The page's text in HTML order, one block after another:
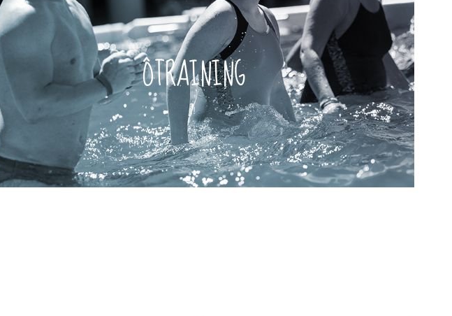
ÔTRAINING
!
ÔTRAINING
Gagnez en énergie et en tonicité ! Un rythme intensif et des mouvements puissants pour
un cocktail détonnant. Le cours d’Aquatraining, sous forme de circuit, a été créé
spécialement pour développer votre endurance cardiovasculaire, musculaire et
améliorer votre condition physique tout en se défoulant en toute sécurité. 100 %
sensations musculaires !
la prochaine séance ?